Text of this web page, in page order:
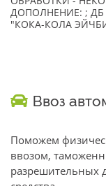
ДОПОЛНЕНИЕ: ; ДБ
"КОКА-КОЛА
Ввоз
Поможем
ввозом,
разрешительных